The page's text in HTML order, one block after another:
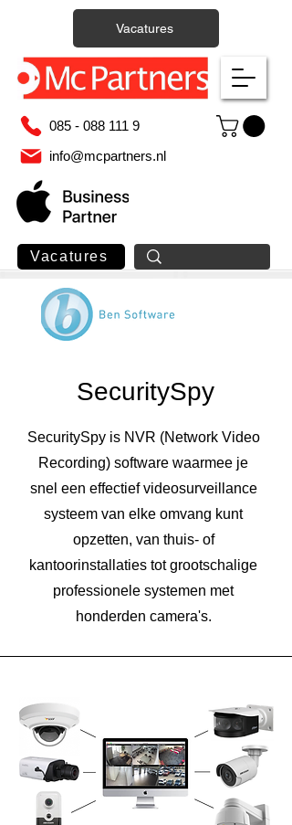
085 - 088 111 9
info@mcpartners.nl
Vacatures
Vacatures
SecuritySpy
SecuritySpy is NVR (Network Video
Recording) software waarmee je
snel een effectief videosurveillance
systeem van elke omvang kunt
opzetten, van thuis- of
kantoorinstallaties tot grootschalige
professionele systemen met
honderden camera's.